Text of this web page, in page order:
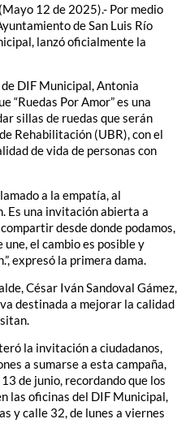
12 de 2025).- Por medio
de San Luis Río
lanzó oficialmente la
DIF Municipal, Antonia
“Ruedas Por Amor” es una
sillas de ruedas que serán
Rehabilitación (UBR), con el
de vida de personas con
a la empatía, al
Es una invitación abierta a
desde donde podamos,
une, el cambio es posible y
expresó la primera dama.
César Iván Sandoval Gámez,
destinada a mejorar la calidad
la invitación a ciudadanos,
a sumarse a esta campaña,
de junio, recordando que los
las oficinas del DIF Municipal,
y calle 32, de lunes a viernes